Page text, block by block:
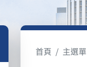
首頁 主選單